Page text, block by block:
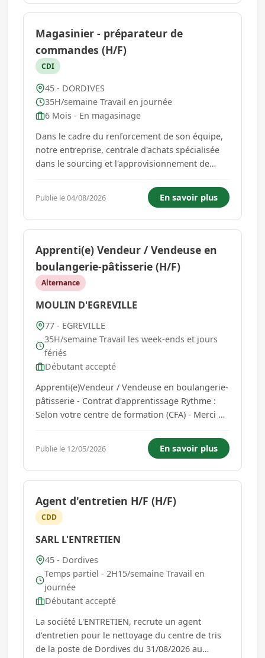
Magasinier - préparateur de
commandes (H/F)
CDI
45 - DORDIVES
35H/semaine Travail en journée
6 Mois - En magasinage
Dans le cadre du renforcement de son équipe,
notre entreprise, centrale d'achats spécialisée
dans le sourcing et l'approvisionnement de
Magasinier - Préparateur de commandes à
compter de septembre. Vos missions : -
Préparer les commandes clients ...
Publie le 04/08/2026 En savoir plus
Apprenti(e) Vendeur / Vendeuse en
boulangerie-pâtisserie (H/F)
Alternance
MOULIN D'EGREVILLE
77 - EGREVILLE
35H/semaine Travail les week-ends et jours
fériés
Débutant accepté
Apprenti(e)Vendeur / Vendeuse en boulangerie-
pâtisserie - Contrat d'apprentissage Rythme :
Selon votre centre de formation (CFA) - Merci de
à définir avec l'employeur selon le rythme du
métier (travail tôt le matin et week-end
possible). Les h...
Publie le 12/05/2026 En savoir plus
Agent d'entretien H/F (H/F)
CDD
SARL L'ENTRETIEN
45 - Dordives
Temps partiel - 2H15/semaine Travail en
journée
Débutant accepté
La société L'ENTRETIEN, recrute un agent
d'entretien pour le nettoyage du centre de tris
de la poste de Dordives du 31/08/2026 au